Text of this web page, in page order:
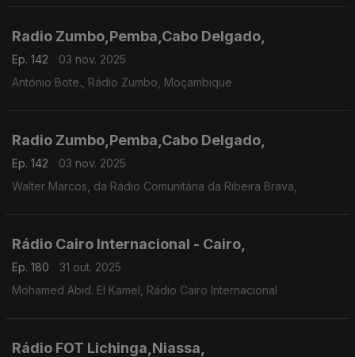
Radio Zumbo,Pemba,Cabo Delgado,
Ep. 142
03 nov. 2025
António Bote., Rádio Zumbo, Moçambique
Radio Zumbo,Pemba,Cabo Delgado,
Ep. 142
03 nov. 2025
Walter Marcos, da Rádio Comunitária da Ribeira Brava,
Rádio Cairo Internacional - Cairo,
Ep. 180
31 out. 2025
Mohamed Abid. El Kamel, Rádio Cairo Internacional
Rádio FOT Lichinga,Niassa,